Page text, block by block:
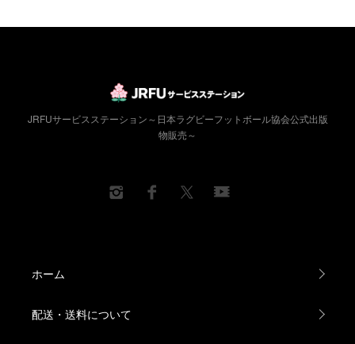
JENESYS 日本・ASEANスポーツ（ラグビー）×SDGs交
流、
タグラグビーの実施状況調査、
SMBCカップ第20回全国小学生タグラグビー大会、
太陽生命ウィメンズセブンズシリーズ2024
第31回全国クラブ大会
関東協会
JRFUサービスステーション～日本ラグビーフットボール協会公式出版
物販売～
ホーム
配送・送料について